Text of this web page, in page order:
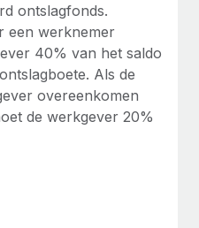
ontslagfonds.
een werknemer
40% van het saldo
Als de
overeenkomen
de werkgever 20%